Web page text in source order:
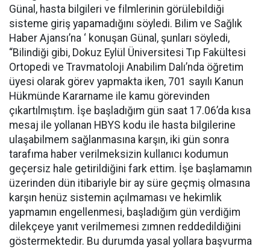
Günal, hasta bilgileri ve filmlerinin görülebildiği
sisteme giriş yapamadığını söyledi. Bilim ve Sağlık
Haber Ajansı’na ‘ konuşan Günal, şunları söyledi,
“Bilindiği gibi, Dokuz Eylül Üniversitesi Tıp Fakültesi
Ortopedi ve Travmatoloji Anabilim Dalı’nda öğretim
üyesi olarak görev yapmakta iken, 701 sayılı Kanun
Hükmünde Kararname ile kamu görevinden
çıkartılmıştım. İşe başladığım gün saat 17.06’da kısa
mesaj ile yollanan HBYS kodu ile hasta bilgilerine
ulaşabilmem sağlanmasına karşın, iki gün sonra
tarafıma haber verilmeksizin kullanıcı kodumun
geçersiz hale getirildiğini fark ettim. İşe başlamamın
üzerinden dün itibariyle bir ay süre geçmiş olmasına
karşın henüz sistemin açılmaması ve hekimlik
yapmamın engellenmesi, başladığım gün verdiğim
dilekçeye yanıt verilmemesi zımnen reddedildiğini
göstermektedir. Bu durumda yasal yollara başvurma